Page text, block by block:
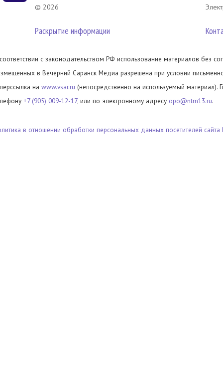
© 2026
Раскрытие информации
с законодательством РФ использование материалов без
в Вечерний Саранск Медиа разрешена при условии
на www.vsar.ru (непосредственно на используемый материал).
+7 (905) 009-12-17, или по электронному адресу opo@ntm13.ru.
в отношении обработки персональных данных посетителей